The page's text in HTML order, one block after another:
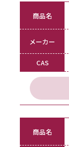
商品名
メーカー
CAS
商品名